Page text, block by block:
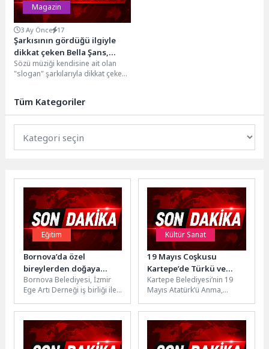
Magazin
3 Ay Önce 17
Şarkısının gördüğü ilgiyle
dikkat çeken Bella Şans,
sahnelere hazırlanıyor
Sözü müziği kendisine ait olan
"slogan" şarkılarıyla dikkat çeken
Tüm Kategoriler
Eğitim
Bornova’da özel
bireylerden doğaya
anlamlı dokunuş
Bornova Belediyesi, İzmir
Ege Artı Derneği iş birliği ile
bireylerin çevre bilincini...
Kültür Sanat
19 Mayıs Coşkusu
Kartepe’de Türkü ve
Nağmelerle Yaşandı
Kartepe Belediyesi’nin 19
Mayıs Atatürk’ü Anma,
etkinlikleri kapsamında
düzenlediği Türk Halk...